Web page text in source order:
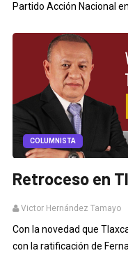
Partido Acción Nacional
COLUMNISTA
Retroceso en
Victor Hernández Tamayo
Con la novedad que
con la ratificación de